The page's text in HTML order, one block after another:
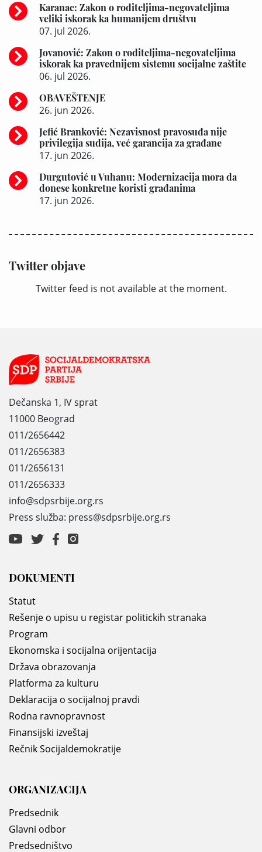
Karanac: Zakon o roditeljima-negovateljima
veliki iskorak ka humanijem društvu
07. jul 2026.
Jovanović: Zakon o roditeljima-negovateljima
iskorak ka pravednijem sistemu socijalne zaštite
06. jul 2026.
OBAVEŠTENJE
26. jun 2026.
Jefić Branković: Nezavisnost pravosuđa nije
privilegija sudija, već garancija za građane
17. jun 2026.
Durgutović u Vuhanu: Modernizacija mora da
donese konkretne koristi građanima
17. jun 2026.
Twitter objave
Twitter feed is not available at the moment.
Dečanska 1, IV sprat
11000 Beograd
011/2656442
011/2656383
011/2656131
011/2656333
info@sdpsrbije.org.rs
Press služba: press@sdpsrbije.org.rs
DOKUMENTI
Statut
Rešenje o upisu u registar politickih stranaka
Program
Ekonomska i socijalna orijentacija
Država obrazovanja
Platforma za kulturu
Deklaracija o socijalnoj pravdi
Rodna ravnopravnost
Finansijski izveštaj
Rečnik Socijaldemokratije
ORGANIZACIJA
Predsednik
Glavni odbor
Predsedništvo